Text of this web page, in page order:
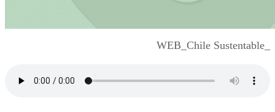
WEB_Chile Sustentable_